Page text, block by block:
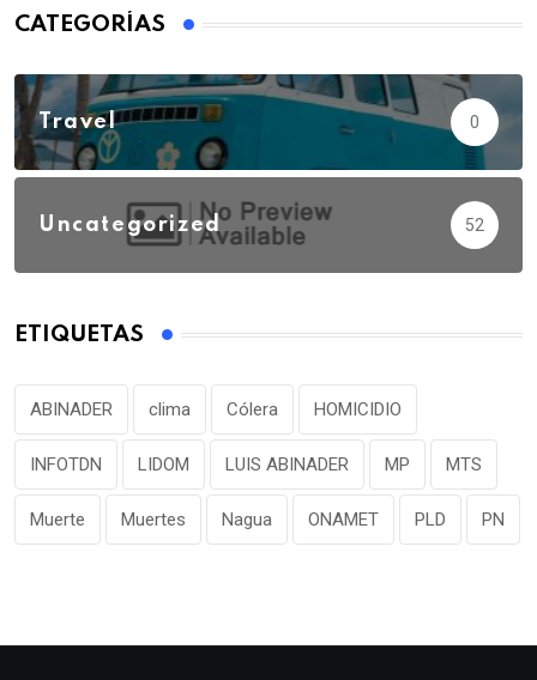
CATEGORÍAS
Travel 0
Uncategorized 52
ETIQUETAS
ABINADER clima Cólera HOMICIDIO
INFOTDN LIDOM LUIS ABINADER MP MTS
Muerte Muertes Nagua ONAMET PLD PN